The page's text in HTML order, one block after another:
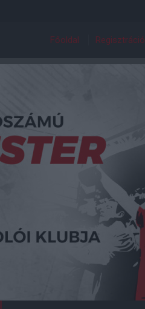
Főoldal Regisztráció